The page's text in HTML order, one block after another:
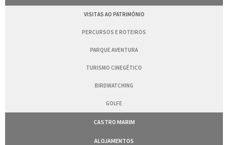
VISITAS AO PATRIMÓNIO
PERCURSOS E ROTEIROS
PARQUE AVENTURA
TURISMO CINEGÉTICO
BIRDWATCHING
GOLFE
CASTRO MARIM
ALOJAMENTOS